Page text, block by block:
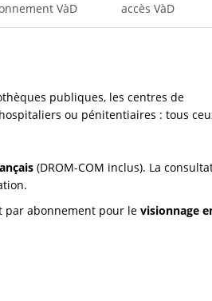
VàD accès VàD
publiques, les centres de
ou pénitentiaires : tous
(DROM-COM inclus). La
par abonnement pour le visionnage